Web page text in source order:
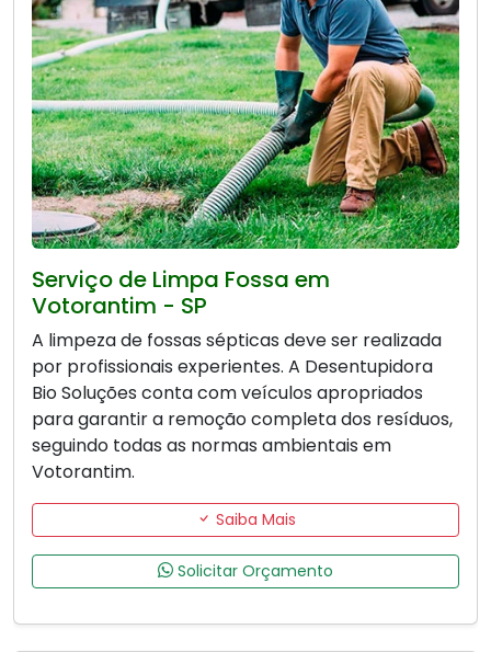
Serviço de Limpa Fossa em
Votorantim - SP
A limpeza de fossas sépticas deve ser realizada
por profissionais experientes. A Desentupidora
Bio Soluções conta com veículos apropriados
para garantir a remoção completa dos resíduos,
seguindo todas as normas ambientais em
Votorantim.
Saiba Mais
Solicitar Orçamento